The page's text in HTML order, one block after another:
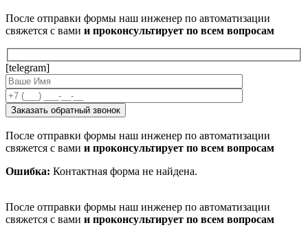
После отправки формы наш инженер по автоматизации
свяжется с вами и проконсультирует по всем вопросам
[telegram]
После отправки формы наш инженер по автоматизации
свяжется с вами и проконсультирует по всем вопросам
Ошибка: Контактная форма не найдена.
После отправки формы наш инженер по автоматизации
свяжется с вами и проконсультирует по всем вопросам